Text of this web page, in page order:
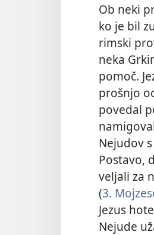
Ob neki
ko je bil
rimski
neka
pomoč.
prošnjo
povedal
Nejudov
Postavo,
veljali za
(3.
Jezus
Nejude